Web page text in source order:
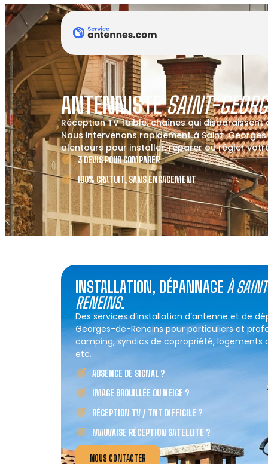
ANTENNISTESAINT-
Réception TV faible, chaînes qui disparaissent
Nous intervenons rapidement à Saint-
alentours pour installer, réparer ou régler
3 DEVIS POUR COMPARER
100% GRATUIT, SANS ENGAGEMENT
INSTALLATION, DÉPANNAGE À
RENEINS.
Des services d’installation d’antenne et de
Georges-de-Reneins pour particuliers et
camping, syndics de copropriété, logements
etc.
ABSENCE DE SIGNAL ?
IMAGE BROUILLÉE OU NEIGE ?
RÉCEPTION TV / TNT DIFFICILE ?
MAUVAISE RÉCEPTION SATELLITE ?
NOUS CONTACTER